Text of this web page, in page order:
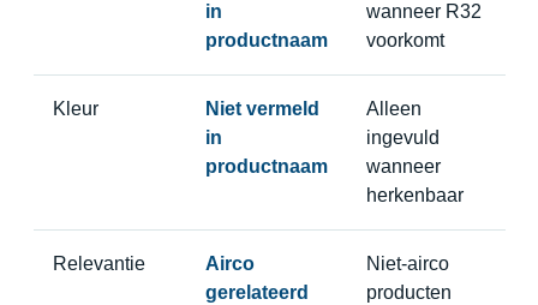
in
productnaam
wanneer R32
voorkomt
Kleur
Niet vermeld
in
productnaam
Alleen
ingevuld
wanneer
herkenbaar
Relevantie
Airco
gerelateerd
Niet-airco
producten